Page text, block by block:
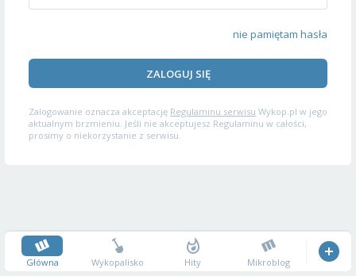
nie pamiętam hasła
ZALOGUJ SIĘ
Zalogowanie oznacza akceptację Regulaminu serwisu Wykop.pl w jego
aktualnym brzmieniu. Jeśli nie akceptujesz Regulaminu w całości,
prosimy o niekorzystanie z serwisu.
Główna Wykopalisko Hity Mikroblog